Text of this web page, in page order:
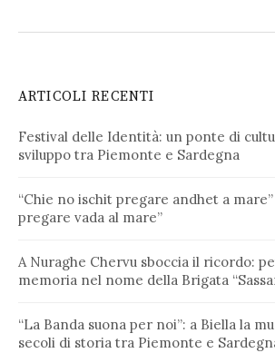
ARTICOLI RECENTI
Festival delle Identità: un ponte di
sviluppo tra Piemonte e Sardegna
“Chie no ischit pregare andhet a
pregare vada al mare”
A Nuraghe Chervu sboccia il ricordo:
memoria nel nome della Brigata
“La Banda suona per noi”: a Biella la
secoli di storia tra Piemonte e